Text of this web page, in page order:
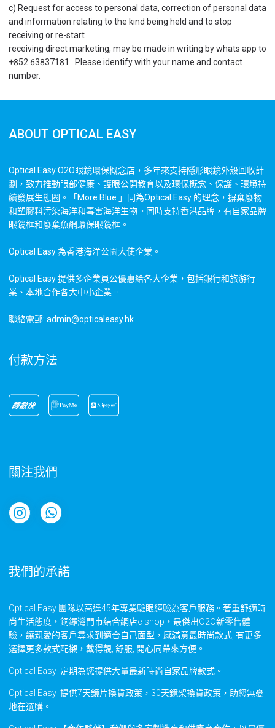
c) Request for access to personal data, correction of personal data
and information relating to the kind being held and to stop
receiving or re-start
receiving direct marketing, may be made in writing by whats app to
+852 63837181 . Please identify with your name and contact
number.
ABOUT OPTICAL EASY
Optical Easy O2O眼鏡環保概念店，多年來支持隱形眼鏡外殼回收計
劃，致力推動眼部健康、護眼公開教育以及環保概念、保護、環境持
續發展生態圈。「More Blue 」同為Optical Easy 的理念，摒棄廢物
和塑膠料污染海洋和毒害海洋生物。同時支持香港品牌，有自家品牌
眼鏡框和廢棄魚網環保眼鏡框。
Optical Easy 為香港海洋公園大使企業。
Optical Easy 提供多企業員公優惠給各大企業，包括銀行和旅游行
業、本地合作各大中小企業。
聯絡電郵: admin@opticaleasy.hk
付款方法
關注我們
我們的承諾
Optical Easy 團隊以高達45年專業驗眼經驗為客戶服務。著重舒適時
尚生活態度，銅鑼灣門市結合網店e-shop，最傑出O2O新零售體
驗，讓親愛的客戶尋求到適合自己面型，感滿意最時尚款式, 有更多
選擇更多款式配襯，戴得靚, 舒服, 開心同帶來方便。
Optical Easy 定期為您提供大量最新時尚自家品牌款式。
Optical Easy 提供7天鏡片換貨政策，30天鏡架換貨政策，助您無憂
地在選購。